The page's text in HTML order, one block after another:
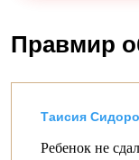
Правмир
Таисия
Ребенок не